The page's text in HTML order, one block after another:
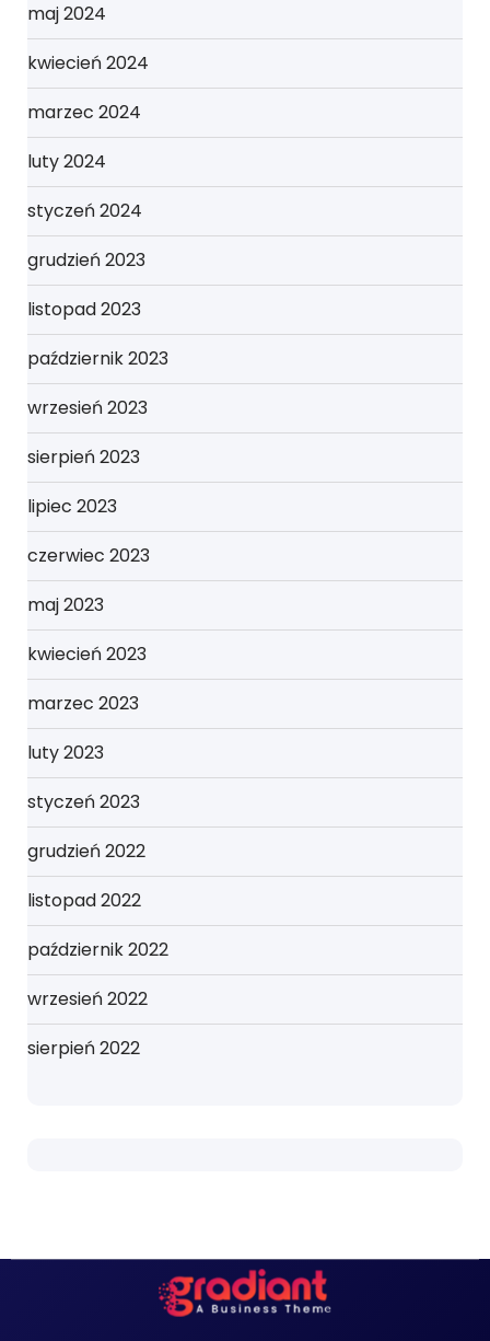
maj 2024
kwiecień 2024
marzec 2024
luty 2024
styczeń 2024
grudzień 2023
listopad 2023
październik 2023
wrzesień 2023
sierpień 2023
lipiec 2023
czerwiec 2023
maj 2023
kwiecień 2023
marzec 2023
luty 2023
styczeń 2023
grudzień 2022
listopad 2022
październik 2022
wrzesień 2022
sierpień 2022